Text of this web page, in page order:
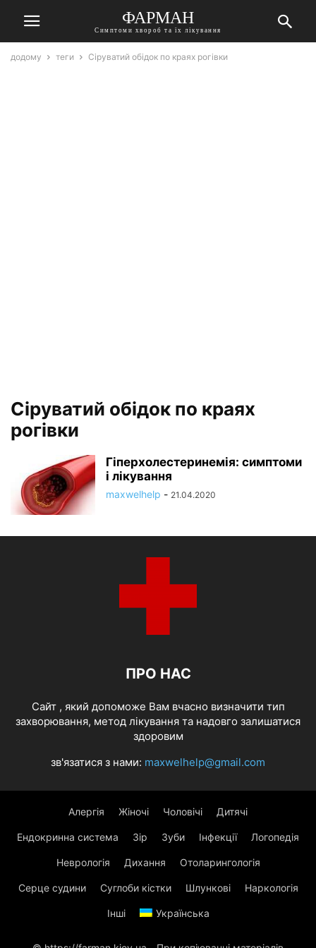
ФАРМАН
Симптоми хвороб та їх лікування
додому теги Сіруватий обідок по краях рогівки
Сіруватий обідок по краях
рогівки
Гіперхолестеринемія: симптоми
і лікування
maxwelhelp - 21.04.2020
ПРО НАС
Cайт , який допоможе Вам вчасно визначити тип
захворювання, метод лікування та надовго залишатися
здоровим
зв'язатися з нами: maxwelhelp@gmail.com
Алергія Жіночі Чоловічі Дитячі
Ендокринна система Зір Зуби Інфекції Логопедія
Неврологія Дихання Отоларингологія
Серце судини Суглоби кістки Шлункові Наркологія
Інші Українська